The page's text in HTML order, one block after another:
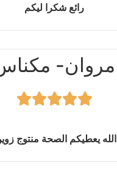
رائع شكرا ليكم
مروان-





الله يعطيكم الصحة منتوج